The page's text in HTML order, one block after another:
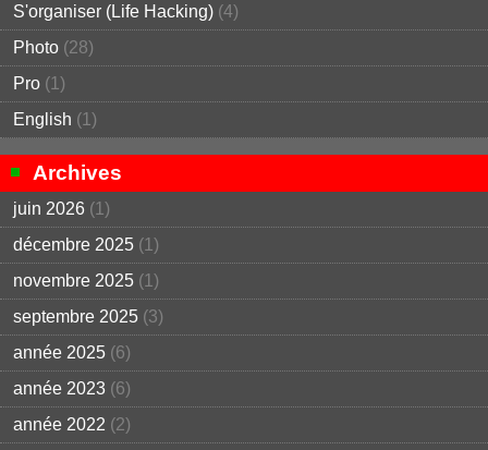
S'organiser (Life Hacking) (4)
Photo (28)
Pro (1)
English (1)
Archives
juin 2026 (1)
décembre 2025 (1)
novembre 2025 (1)
septembre 2025 (3)
année 2025 (6)
année 2023 (6)
année 2022 (2)